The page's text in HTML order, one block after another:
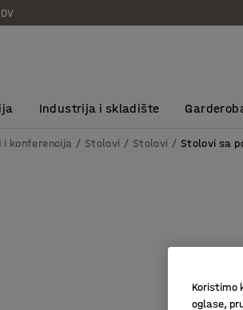
Industrija i skladište
i konferencija Stolovi Stolovi Stolovi sa
Koristimo
oglase,